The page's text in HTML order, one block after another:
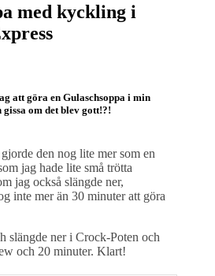
med kyckling i
att göra en Gulaschsoppa i min
om det blev gott!?!
den nog lite mer som en
jag hade lite små trötta
jag också slängde ner,
inte mer än 30 minuter att göra
slängde ner i Crock-Poten och
och 20 minuter. Klart!